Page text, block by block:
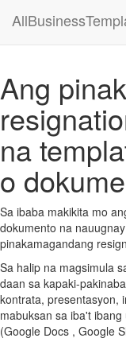
Ang
na
o
Sa ibaba makikita mo
dokumento na
pinakamagandang
Sa halip na magsimula
daan sa kapaki-
kontrata, presentasyon,
mabuksan sa iba't
(Google Docs , Google